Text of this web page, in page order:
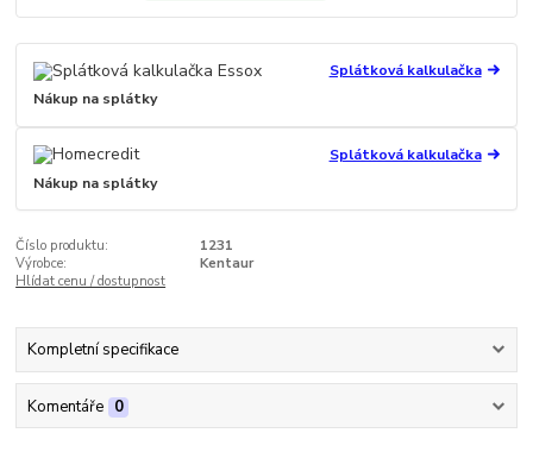
Splátková kalkulačka
Nákup na splátky
Splátková kalkulačka
Nákup na splátky
Číslo produktu:
1231
Výrobce:
Kentaur
Hlídat cenu / dostupnost
Kompletní specifikace
Komentáře 0